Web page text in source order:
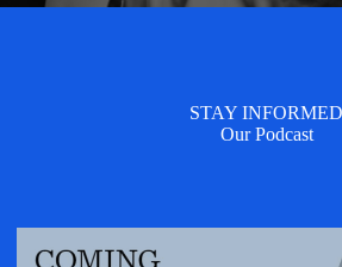
STAY INFORMED
Our Podcast